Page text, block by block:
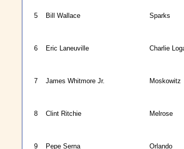
5 Bill Wallace Sparks
6 Eric Laneuville Charlie
7 James Whitmore Jr. Moskowitz
8 Clint Ritchie Melrose
9 Pepe Serna Orlando